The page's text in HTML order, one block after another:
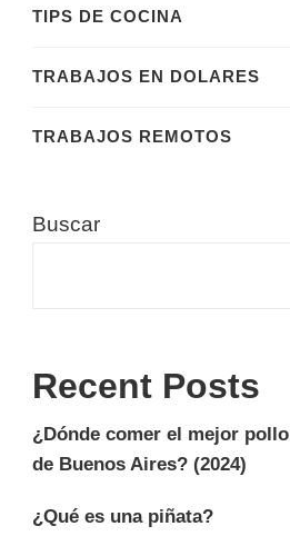
TIPS DE COCINA
TRABAJOS EN DOLARES
TRABAJOS REMOTOS
Buscar
Recent Posts
¿Dónde comer el mejor
de Buenos Aires? (2024)
¿Qué es una piñata?